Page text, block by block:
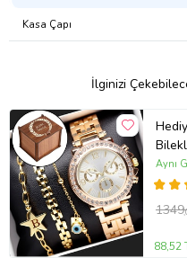
Kasa Çapı
İlginizi
Bileklikli Kadın
Aynı
1349
88,52